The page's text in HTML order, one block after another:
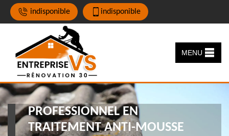
indisponible indisponible
MENU
PROFESSIONNEL EN
TRAITEMENT ANTI-MOUSSE